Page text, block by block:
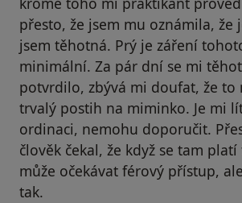
přesto, že jsem mu oznámila, že
jsem těhotná. Prý je záření
minimální. Za pár dní se mi
potvrdilo, zbývá mi doufat, že to
trvalý postih na miminko. Je mi
ordinaci, nemohu doporučit.
člověk čekal, že když se tam
může očekávat férový přístup,
tak.